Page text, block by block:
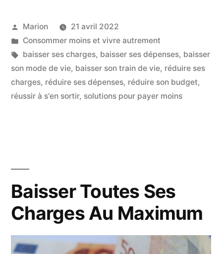
Son
Mode
De
Vie,
Publié
par
Marion
21 avril 2022
Publié
dans
Consommer moins et vivre autrement
Étiquettes :
baisser ses charges, baisser ses dépenses, baisser
son mode de vie, baisser son train de vie, réduire ses
charges, réduire ses dépenses, réduire son budget,
réussir à s'en sortir, solutions pour payer moins
Baisser Toutes Ses
Charges Au Maximum